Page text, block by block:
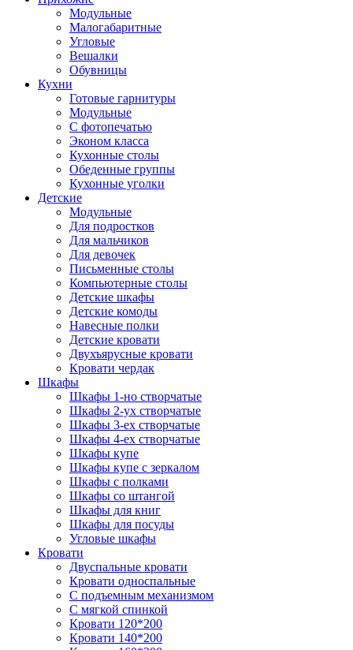
Модульные
Малогабаритные
Угловые
Вешалки
Обувницы
Кухни
Готовые гарнитуры
Модульные
С фотопечатью
Эконом класса
Кухонные столы
Обеденные группы
Кухонные уголки
Детские
Модульные
Для подростков
Для мальчиков
Для девочек
Письменные столы
Компьютерные столы
Детские шкафы
Детские комоды
Навесные полки
Детские кровати
Двухъярусные кровати
Кровати чердак
Шкафы
Шкафы 1-но створчатые
Шкафы 2-ух створчатые
Шкафы 3-ех створчатые
Шкафы 4-ех створчатые
Шкафы купе
Шкафы купе с зеркалом
Шкафы с полками
Шкафы со штангой
Шкафы для книг
Шкафы для посуды
Угловые шкафы
Кровати
Двуспальные кровати
Кровати односпальные
С подъемным механизмом
С мягкой спинкой
Кровати 120*200
Кровати 140*200